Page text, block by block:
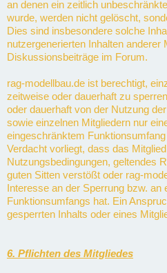
an denen ein zeitlich
wurde, werden nicht gelöscht,
Dies sind insbesondere solche
nutzergenerierten Inhalten anderer
Diskussionsbeiträge im Forum.
rag-modellbau.de ist berechtigt,
zeitweise oder dauerhaft zu
oder dauerhaft von der Nutzung
sowie einzelnen Mitgliedern nur
eingeschränktem
Verdacht vorliegt, dass das
Nutzungsbedingungen, geltendes
guten Sitten verstößt oder rag-
Interesse an der Sperrung bzw. an
Funktionsumfangs hat. Ein
gesperrten Inhalts oder eines
6. Pflichten des Mitgliedes